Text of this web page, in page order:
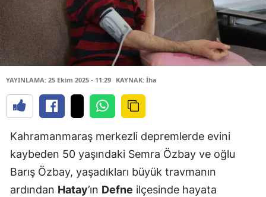
YAYINLAMA: 25 Ekim 2025 - 11:29 KAYNAK: İha
Kahramanmaraş merkezli depremlerde evini
kaybeden 50 yaşındaki Semra Özbay ve oğlu
Barış Özbay, yaşadıkları büyük travmanın
ardından Hatay’ın Defne ilçesinde hayata